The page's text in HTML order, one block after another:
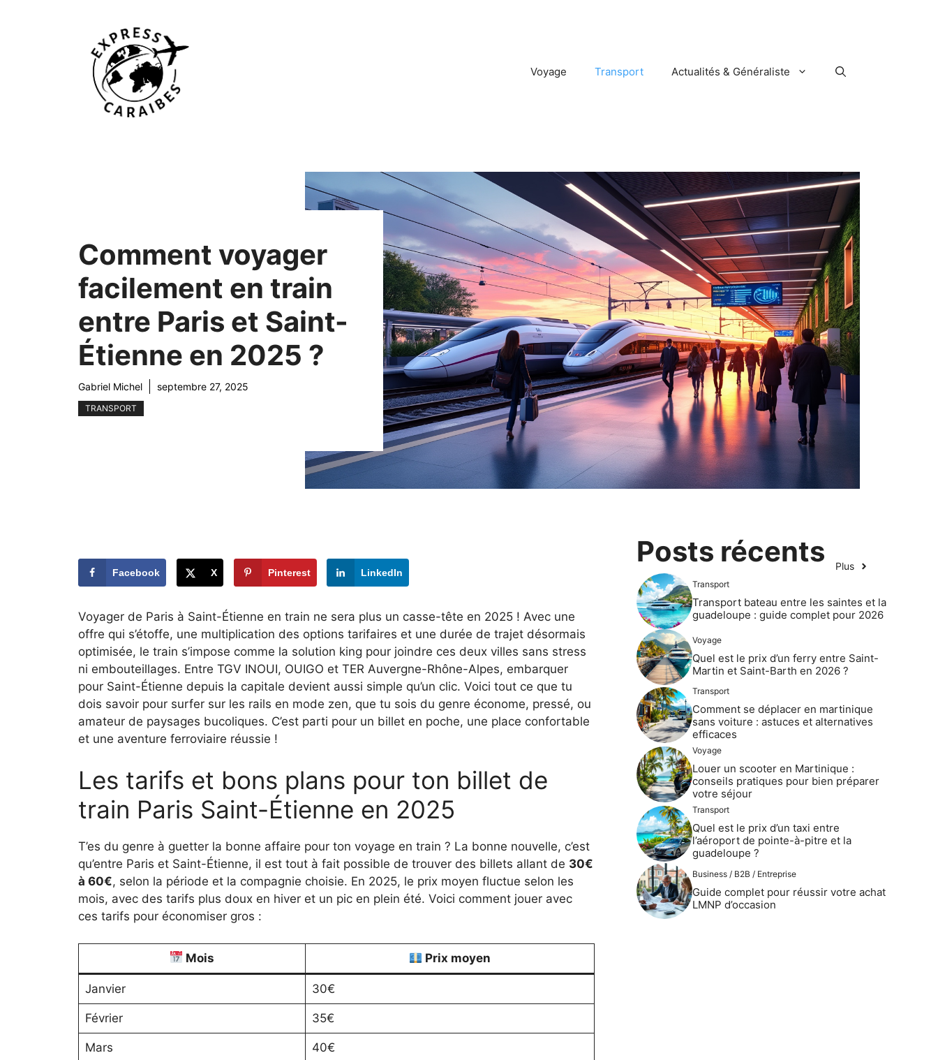
Voyage Transport Actualités & Généraliste
Comment voyager
facilement en train
entre Paris et Saint-
Étienne en 2025 ?
Gabriel Michel septembre 27, 2025
TRANSPORT
Facebook X Pinterest LinkedIn
Voyager de Paris à Saint-Étienne en train ne sera plus un casse-tête en 2025 ! Avec une
offre qui s’étoffe, une multiplication des options tarifaires et une durée de trajet désormais
optimisée, le train s’impose comme la solution king pour joindre ces deux villes sans stress
ni embouteillages. Entre TGV INOUI, OUIGO et TER Auvergne-Rhône-Alpes, embarquer
pour Saint-Étienne depuis la capitale devient aussi simple qu’un clic. Voici tout ce que tu
dois savoir pour surfer sur les rails en mode zen, que tu sois du genre économe, pressé, ou
amateur de paysages bucoliques. C’est parti pour un billet en poche, une place confortable
et une aventure ferroviaire réussie !
Les tarifs et bons plans pour ton billet de
train Paris Saint-Étienne en 2025
T’es du genre à guetter la bonne affaire pour ton voyage en train ? La bonne nouvelle, c’est
qu’entre Paris et Saint-Étienne, il est tout à fait possible de trouver des billets allant de 30€
à 60€, selon la période et la compagnie choisie. En 2025, le prix moyen fluctue selon les
mois, avec des tarifs plus doux en hiver et un pic en plein été. Voici comment jouer avec
ces tarifs pour économiser gros :
Mois Prix moyen
Janvier 30€
Février 35€
Mars 40€
Posts récents Plus
Transport
Transport bateau entre les saintes et la
guadeloupe : guide complet pour 2026
Voyage
Quel est le prix d’un ferry entre Saint-
Martin et Saint-Barth en 2026 ?
Transport
Comment se déplacer en martinique
sans voiture : astuces et alternatives
efficaces
Voyage
Louer un scooter en Martinique :
conseils pratiques pour bien préparer
votre séjour
Transport
Quel est le prix d’un taxi entre
l’aéroport de pointe-à-pitre et la
guadeloupe ?
Business / B2B / Entreprise
Guide complet pour réussir votre achat
LMNP d’occasion